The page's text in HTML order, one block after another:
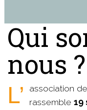
Qui
nous ?
L’association
rassemble 19